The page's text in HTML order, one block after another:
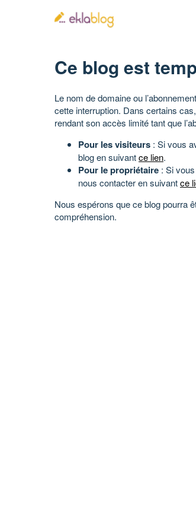
Ce blog est
Le nom de domaine ou
cette interruption. Dans certains
rendant son accès limité tant que
Pour les visiteurs : Si vous
blog en suivantce lien.
Pour le propriétaire : Si
nous contacter en suivantce
Nous espérons que ce blog pourra
compréhension.